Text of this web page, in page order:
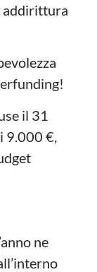
addirittura
il 31
9.000 €,
ne